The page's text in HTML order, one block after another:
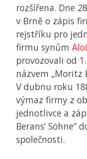
rozšířena. Dne
v Brně o zápis
rejstříku pro
firmu synům
provozovali od
názvem „Moritz
V dubnu roku
výmaz firmy z
jednotlivce a
Berans’
společnosti.